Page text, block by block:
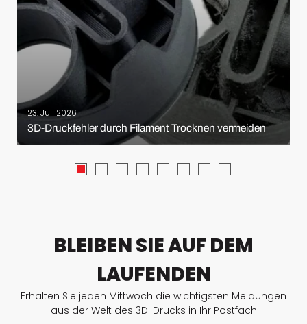
23. Juli 2026
3D-Druckfehler durch Filament Trocknen vermeiden
BLEIBEN SIE AUF DEM
LAUFENDEN
Erhalten Sie jeden Mittwoch die wichtigsten Meldungen
aus der Welt des 3D-Drucks in Ihr Postfach